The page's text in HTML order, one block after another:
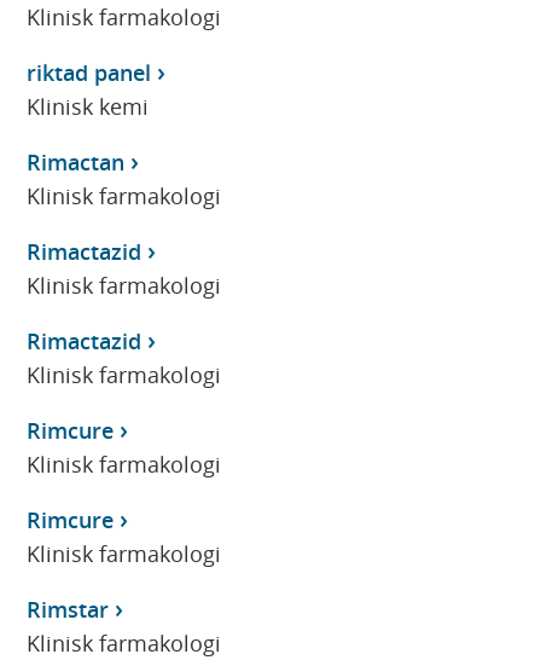
Klinisk farmakologi
riktad panel
Klinisk kemi
Rimactan
Klinisk farmakologi
Rimactazid
Klinisk farmakologi
Rimactazid
Klinisk farmakologi
Rimcure
Klinisk farmakologi
Rimcure
Klinisk farmakologi
Rimstar
Klinisk farmakologi